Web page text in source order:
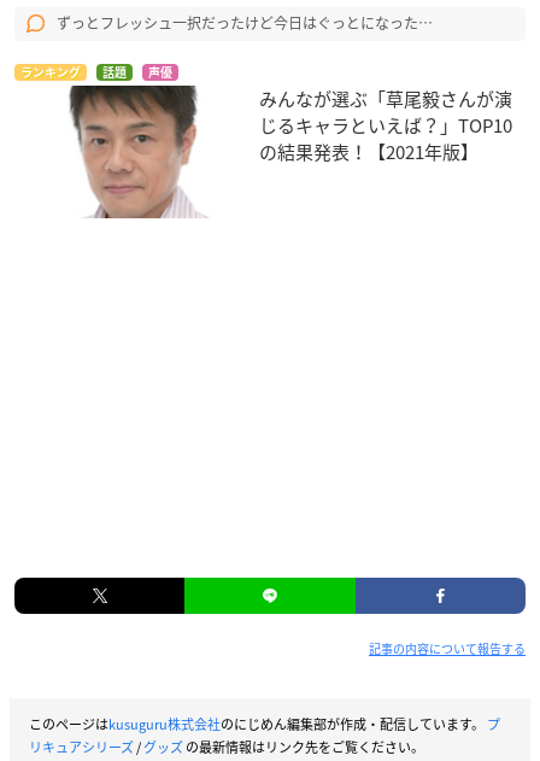
ずっとフレッシュ一択だったけど今日はぐっとになった…
ランキング 話題 声優
みんなが選ぶ「草尾毅さんが演
じるキャラといえば？」TOP10
の結果発表！【2021年版】
記事の内容について報告する
このページはkusuguru株式会社のにじめん編集部が作成・配信しています。 プ
リキュアシリーズ/グッズの最新情報はリンク先をご覧ください。